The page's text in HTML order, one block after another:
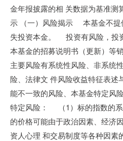
金年报披露的相 关数据为基准测
示 （一）风险揭示 本基金不提
失投资本金。 投资有风险，投
本基金的招募说明书（更新）
主要风险有系统性风险、非系统
险、法律文 件风险收益特征表述
能不一致的风险、本基金特定
特定风险： （1）标的指数的
的价格可能由于政治因素、经济
资人心理 和交易制度等各种因素